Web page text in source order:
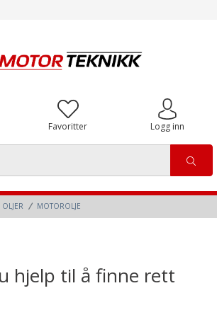
Favoritter Logg inn
OLJER MOTOROLJE
hjelp til å finne rett